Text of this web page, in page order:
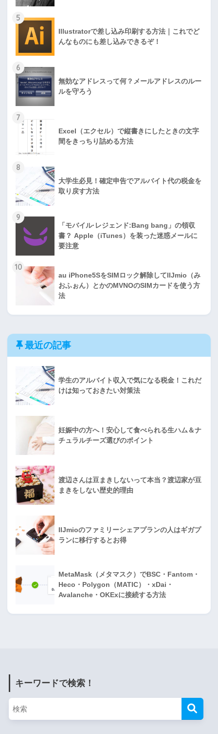
5
Illustratorで差し込み印刷する方法｜これでど
んなものにも差し込みできるぞ！
6
無効なアドレスって何？メールアドレスのルー
ルを守ろう
7
Excel（エクセル）で縦書きにしたときの文字
間をきっちり詰める方法
8
大学生必見！確定申告でアルバイト代の税金を
取り戻す方法
9
「モバイル·レジェンド:Bang bang」の領収
書？ Apple（iTunes）を装った迷惑メールに
要注意
10
au iPhone5SをSIMロック解除してIIJmio（み
おふぉん）とかのMVNOのSIMカードを使う方
法
最近の記事
学生のアルバイト収入で気になる税金！これだ
けは知っておきたい対策法
妊娠中の方へ！安心して食べられる生ハム＆ナ
チュラルチーズ選びのポイント
渡辺さんは豆まきしないって本当？渡辺家が豆
まきをしない歴史的理由
IIJmioのファミリーシェアプランの人はギガプ
ランに移行するとお得
MetaMask（メタマスク）でBSC・Fantom・
Heco・Polygon（MATIC）・xDai・
Avalanche・OKExに接続する方法
キーワードで検索！